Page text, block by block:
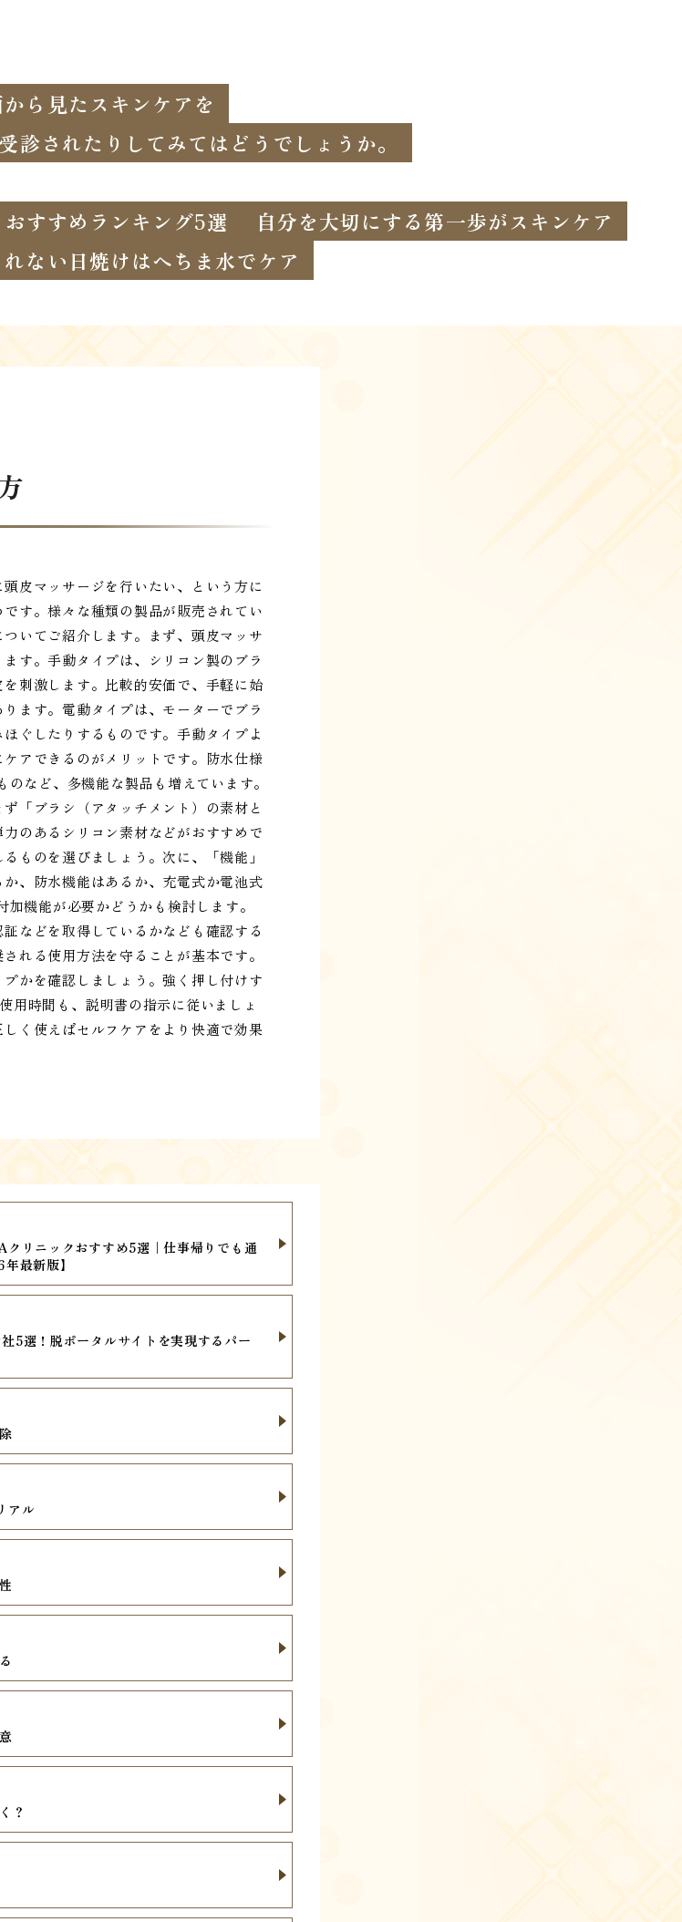
ら見たスキンケアを
されたりしてみてはどうでしょうか。
すすめランキング5選
自分を大切にする第一歩がスキンケア
ない日焼けはへちま水でケア
皮マッサージを行いたい、という方に
す。様々な種類の製品が販売されてい
いてご紹介します。まず、頭皮マッサ
す。手動タイプは、シリコン製のブラ
刺激します。比較的安価で、手軽に始
ます。電動タイプは、モーターでブラ
ぐしたりするものです。手動タイプよ
アできるのがメリットです。防水仕様
など、多機能な製品も増えています。
「ブラシ（アタッチメント）の素材と
のあるシリコン素材などがおすすめで
ものを選びましょう。次に、「機能」
、防水機能はあるか、充電式か電池式
機能が必要かどうかも検討します。
などを取得しているかなども確認する
れる使用方法を守ることが基本です。
かを確認しましょう。強く押し付けす
用時間も、説明書の指示に従いましょ
く使えばセルフケアをより快適で効果
リニックおすすめ5選｜仕事帰りでも通
最新版】
5選！脱ポータルサイトを実現するパー
アル
？